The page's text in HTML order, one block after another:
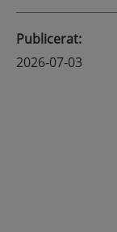
Publicerat:
2026-07-03